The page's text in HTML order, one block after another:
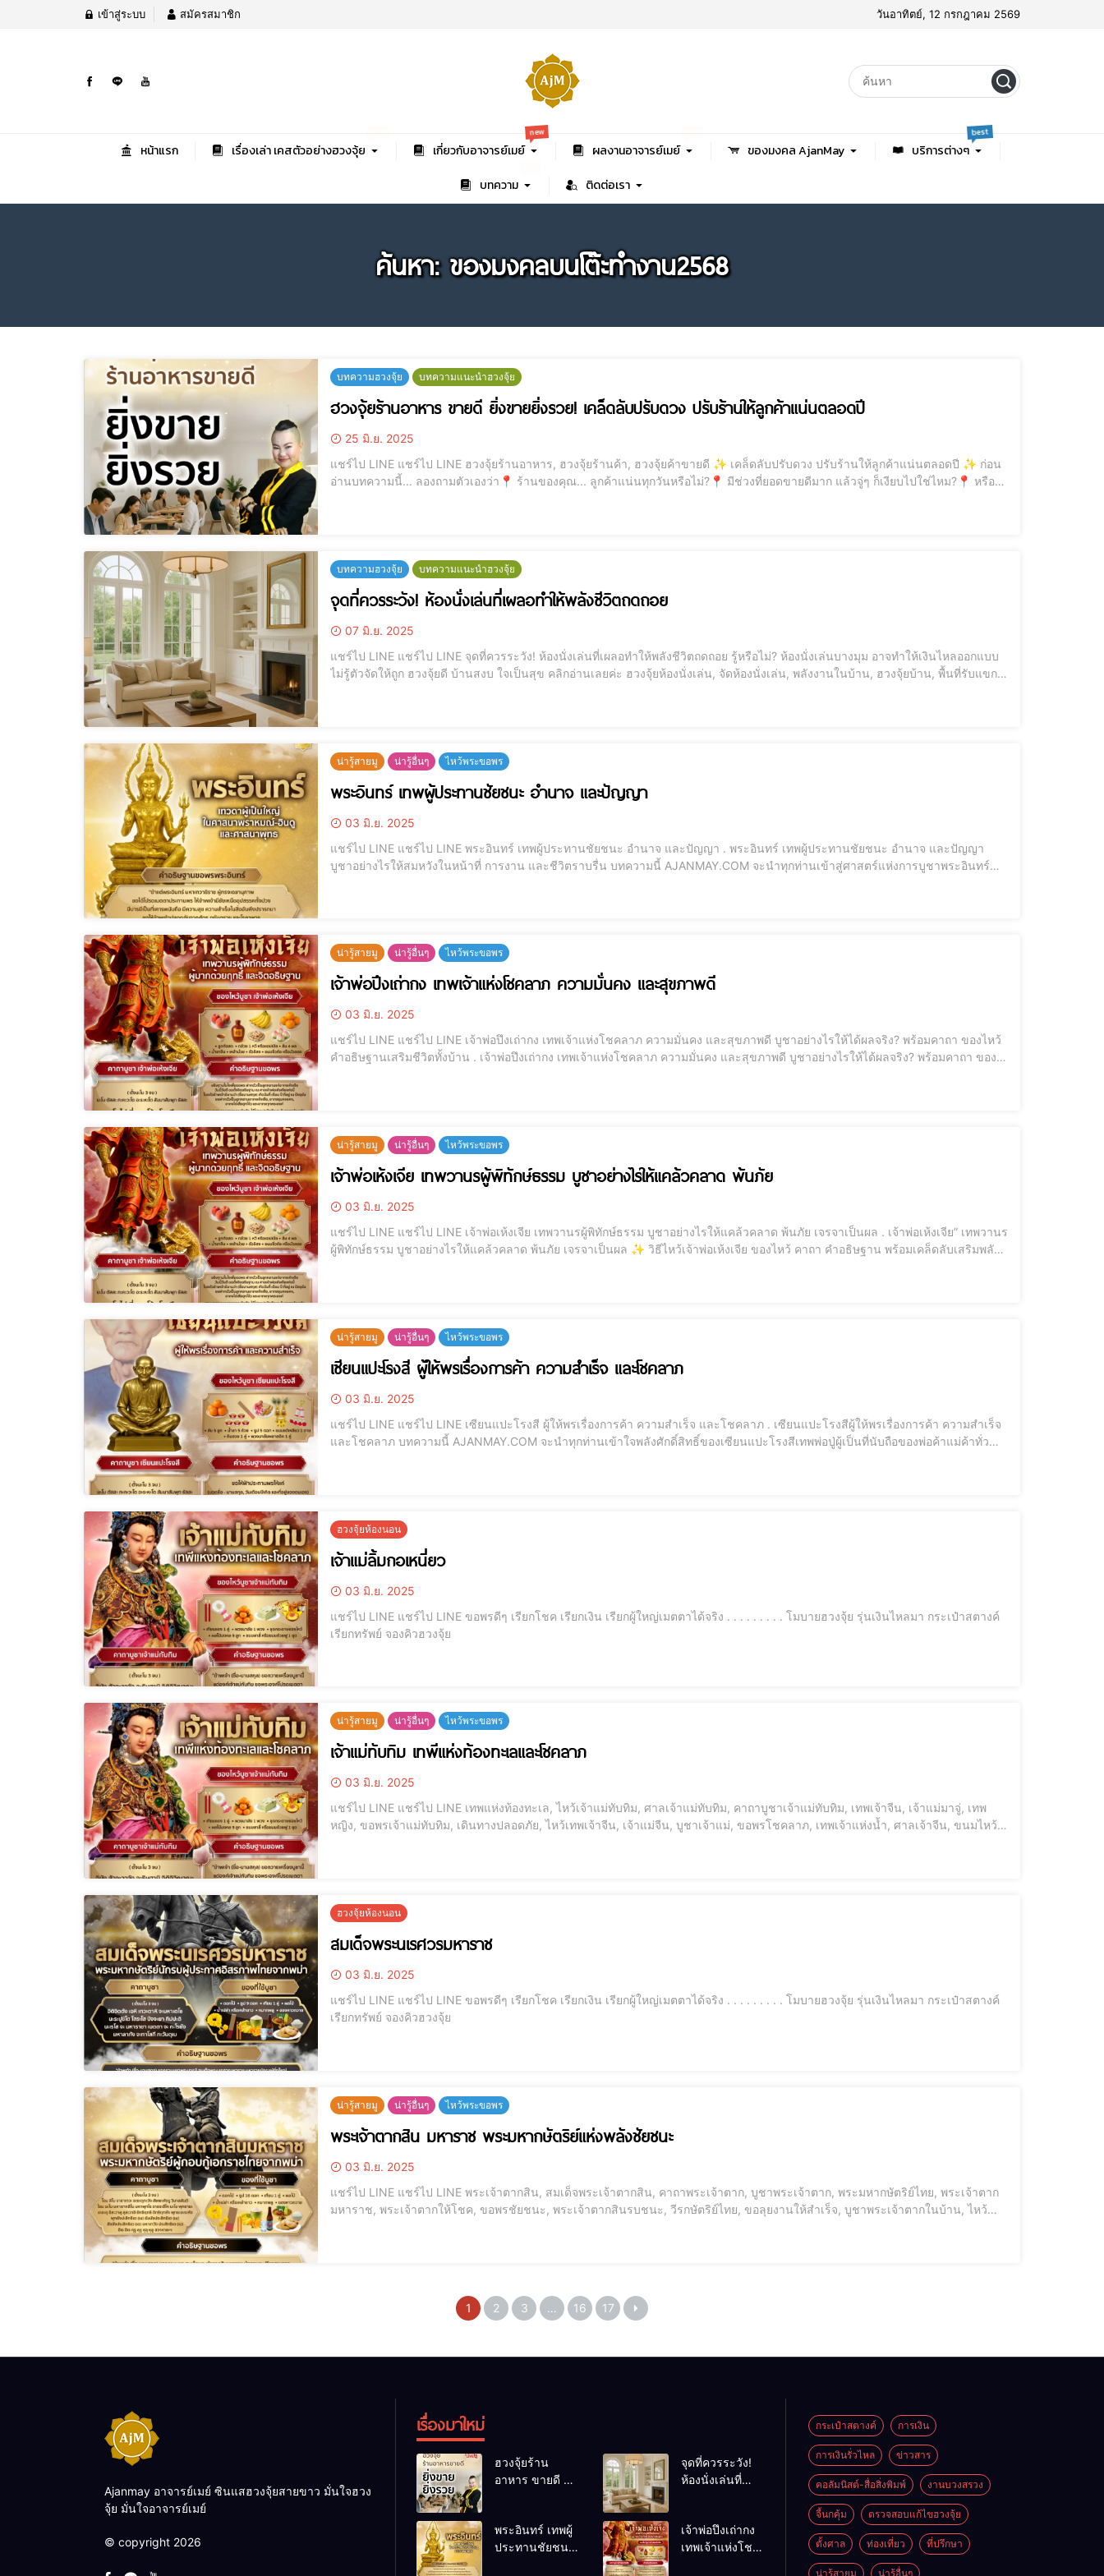
เข้าสู่ระบบ สมัครสมาชิก วันอาทิตย์, 12 กรกฎาคม 2569
หน้าแรก เรื่องเล่า เคสตัวอย่างฮวงจุ้ย เกี่ยวกับอาจารย์เมย์
new
ผลงานอาจารย์เมย์ ของมงคล AjanMay บริการต่างๆ
best
บทความ ติดต่อเรา
ค้นหา: ของมงคลบนโต๊ะทำงาน2568
บทความฮวงจุ้ย บทความแนะนำฮวงจุ้ย
ฮวงจุ้ยร้านอาหาร ขายดี ยิ่งขายยิ่งรวย! เคล็ดลับปรับดวง ปรับร้านให้ลูกค้าแน่นตลอดปี
25 มิ.ย. 2025
แชร์ไป LINE แชร์ไป LINE ฮวงจุ้ยร้านอาหาร, ฮวงจุ้ยร้านค้า, ฮวงจุ้ยค้าขายดี ✨ เคล็ดลับปรับดวง ปรับร้านให้ลูกค้าแน่นตลอดปี ✨ ก่อน
อ่านบทความนี้... ลองถามตัวเองว่า📍 ร้านของคุณ... ลูกค้าแน่นทุกวันหรือไม่?📍 มีช่วงที่ยอดขายดีมาก แล้วจู่ๆ ก็เงียบไปใช่ไหม?📍 หรือ
บทความฮวงจุ้ย บทความแนะนำฮวงจุ้ย
จุดที่ควรระวัง! ห้องนั่งเล่นที่เผลอทำให้พลังชีวิตถดถอย
07 มิ.ย. 2025
แชร์ไป LINE แชร์ไป LINE จุดที่ควรระวัง! ห้องนั่งเล่นที่เผลอทำให้พลังชีวิตถดถอย รู้หรือไม่? ห้องนั่งเล่นบางมุม อาจทำให้เงินไหลออกแบบ
ไม่รู้ตัวจัดให้ถูก ฮวงจุ้ยดี บ้านสงบ ใจเป็นสุข คลิกอ่านเลยค่ะ ฮวงจุ้ยห้องนั่งเล่น, จัดห้องนั่งเล่น, พลังงานในบ้าน, ฮวงจุ้ยบ้าน, พื้นที่รับแขก,
น่ารู้สายมู น่ารู้อื่นๆ ไหว้พระขอพร
พระอินทร์ เทพผู้ประทานชัยชนะ อำนาจ และปัญญา
03 มิ.ย. 2025
แชร์ไป LINE แชร์ไป LINE พระอินทร์ เทพผู้ประทานชัยชนะ อำนาจ และปัญญา . พระอินทร์ เทพผู้ประทานชัยชนะ อำนาจ และปัญญา
บูชาอย่างไรให้สมหวังในหน้าที่ การงาน และชีวิตราบรื่น บทความนี้ AJANMAY.COM จะนำทุกท่านเข้าสู่ศาสตร์แห่งการบูชาพระอินทร์
น่ารู้สายมู น่ารู้อื่นๆ ไหว้พระขอพร
เจ้าพ่อปึงเถ่ากง เทพเจ้าแห่งโชคลาภ ความมั่นคง และสุขภาพดี
03 มิ.ย. 2025
แชร์ไป LINE แชร์ไป LINE เจ้าพ่อปึงเถ่ากง เทพเจ้าแห่งโชคลาภ ความมั่นคง และสุขภาพดี บูชาอย่างไรให้ได้ผลจริง? พร้อมคาถา ของไหว้
คำอธิษฐานเสริมชีวิตทั้งบ้าน . เจ้าพ่อปึงเถ่ากง เทพเจ้าแห่งโชคลาภ ความมั่นคง และสุขภาพดี บูชาอย่างไรให้ได้ผลจริง? พร้อมคาถา ของ
น่ารู้สายมู น่ารู้อื่นๆ ไหว้พระขอพร
เจ้าพ่อเห้งเจีย เทพวานรผู้พิทักษ์ธรรม บูชาอย่างไรให้แคล้วคลาด พ้นภัย
03 มิ.ย. 2025
แชร์ไป LINE แชร์ไป LINE เจ้าพ่อเห้งเจีย เทพวานรผู้พิทักษ์ธรรม บูชาอย่างไรให้แคล้วคลาด พ้นภัย เจรจาเป็นผล . เจ้าพ่อเห้งเจีย” เทพวานร
ผู้พิทักษ์ธรรม บูชาอย่างไรให้แคล้วคลาด พ้นภัย เจรจาเป็นผล ✨ วิธีไหว้เจ้าพ่อเห้งเจีย ของไหว้ คาถา คำอธิษฐาน พร้อมเคล็ดลับเสริมพลัง
น่ารู้สายมู น่ารู้อื่นๆ ไหว้พระขอพร
เซียนแปะโรงสี ผู้ให้พรเรื่องการค้า ความสำเร็จ และโชคลาภ
03 มิ.ย. 2025
แชร์ไป LINE แชร์ไป LINE เซียนแปะโรงสี ผู้ให้พรเรื่องการค้า ความสำเร็จ และโชคลาภ . เซียนแปะโรงสีผู้ให้พรเรื่องการค้า ความสำเร็จ
และโชคลาภ บทความนี้ AJANMAY.COM จะนำทุกท่านเข้าใจพลังศักดิ์สิทธิ์ของเซียนแปะโรงสีเทพพ่อปู่ผู้เป็นที่นับถือของพ่อค้าแม่ค้าทั่ว
ฮวงจุ้ยห้องนอน
เจ้าแม่ลิ้มกอเหนี่ยว
03 มิ.ย. 2025
แชร์ไป LINE แชร์ไป LINE ขอพรดีๆ เรียกโชค เรียกเงิน เรียกผู้ใหญ่เมตตาได้จริง . . . . . . . . . โมบายฮวงจุ้ย รุ่นเงินไหลมา กระเป๋าสตางค์
เรียกทรัพย์ จองคิวฮวงจุ้ย
น่ารู้สายมู น่ารู้อื่นๆ ไหว้พระขอพร
เจ้าแม่ทับทิม เทพีแห่งท้องทะเลและโชคลาภ
03 มิ.ย. 2025
แชร์ไป LINE แชร์ไป LINE เทพแห่งท้องทะเล, ไหว้เจ้าแม่ทับทิม, ศาลเจ้าแม่ทับทิม, คาถาบูชาเจ้าแม่ทับทิม, เทพเจ้าจีน, เจ้าแม่มาจู่, เทพ
หญิง, ขอพรเจ้าแม่ทับทิม, เดินทางปลอดภัย, ไหว้เทพเจ้าจีน, เจ้าแม่จีน, บูชาเจ้าแม่, ขอพรโชคลาภ, เทพเจ้าแห่งน้ำ, ศาลเจ้าจีน, ขนมไหว้
ฮวงจุ้ยห้องนอน
สมเด็จพระนเรศวรมหาราช
03 มิ.ย. 2025
แชร์ไป LINE แชร์ไป LINE ขอพรดีๆ เรียกโชค เรียกเงิน เรียกผู้ใหญ่เมตตาได้จริง . . . . . . . . . โมบายฮวงจุ้ย รุ่นเงินไหลมา กระเป๋าสตางค์
เรียกทรัพย์ จองคิวฮวงจุ้ย
น่ารู้สายมู น่ารู้อื่นๆ ไหว้พระขอพร
พระเจ้าตากสิน มหาราช พระมหากษัตริย์แห่งพลังชัยชนะ
03 มิ.ย. 2025
แชร์ไป LINE แชร์ไป LINE พระเจ้าตากสิน, สมเด็จพระเจ้าตากสิน, คาถาพระเจ้าตาก, บูชาพระเจ้าตาก, พระมหากษัตริย์ไทย, พระเจ้าตาก
มหาราช, พระเจ้าตากให้โชค, ขอพรชัยชนะ, พระเจ้าตากสินรบชนะ, วีรกษัตริย์ไทย, ขอลุยงานให้สำเร็จ, บูชาพระเจ้าตากในบ้าน, ไหว้
1 2 3 … 16 17
Ajanmay อาจารย์เมย์ ซินแสฮวงจุ้ยสายขาว มั่นใจฮวง
จุ้ย มั่นใจอาจารย์เมย์
© copyright 2026
เรื่องมาใหม่
ฮวงจุ้ยร้าน
อาหาร ขายดี ยิ่ง
ปรับร้านให้ลูกค้า
แน่นตลอดปี
จุดที่ควรระวัง!
ห้องนั่งเล่นที่
พระอินทร์ เทพผู้
ประทานชัยชนะ
เจ้าพ่อปึงเถ่ากง
เทพเจ้าแห่งโชค
กระเป๋าสตางค์ การเงิน
การเงินรั่วไหล ข่าวสาร
คอลัมนิสต์-สื่อสิ่งพิมพ์ งานบวงสรวง
จี้นกคุ้ม ตรวจสอบแก้ไขฮวงจุ้ย
ตั้งศาล ท่องเที่ยว ที่ปรึกษา
น่ารู้สายมู น่ารู้อื่นๆ